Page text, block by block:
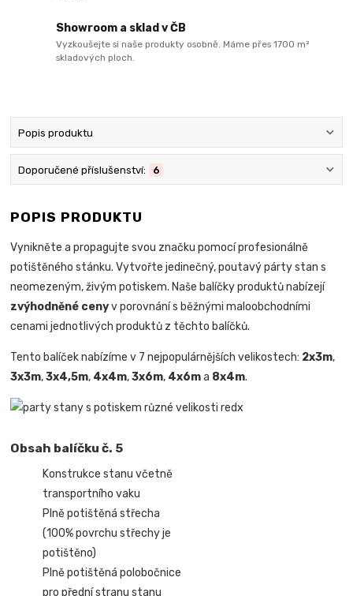
Showroom a sklad v ČB
Vyzkoušejte si naše produkty osobně. Máme přes 1700 m²
skladových ploch.
Popis produktu
Doporučené příslušenství: 6
POPIS PRODUKTU
Vynikněte a propagujte svou značku pomocí profesionálně
potištěného stánku. Vytvořte jedinečný, poutavý párty stan s
neomezeným, živým potiskem. Naše balíčky produktů nabízejí
zvýhodněné cenyv porovnání s běžnými maloobchodními
cenami jednotlivých produktů z těchto balíčků.
Tento balíček nabízíme v 7 nejpopulárnějších velikostech: 2x3m,
3x3m,3x4,5m, 4x4m,3x6m, 4x6ma 8x4m.
Obsah balíčku č. 5
Konstrukce stanu včetně
transportního vaku
Plně potištěná střecha
(100% povrchu střechy je
potištěno)
Plně potištěná polobočnice
pro přední stranu stanu